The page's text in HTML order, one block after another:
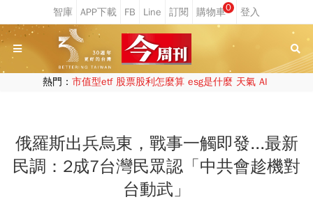
0
熱門： 市值型etf 股票股利怎麼算 esg是什麼 天氣 AI
俄羅斯出兵烏東，戰事一觸即發...最新
民調：2成7台灣民眾認「中共會趁機對
台動武」